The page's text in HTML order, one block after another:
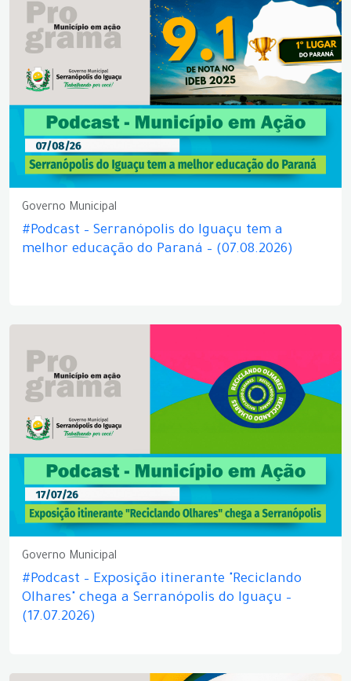
Governo Municipal
#Podcast – Serranópolis do Iguaçu tem a
melhor educação do Paraná – (07.08.2026)
Governo Municipal
#Podcast – Exposição itinerante "Reciclando
Olhares" chega a Serranópolis do Iguaçu –
(17.07.2026)